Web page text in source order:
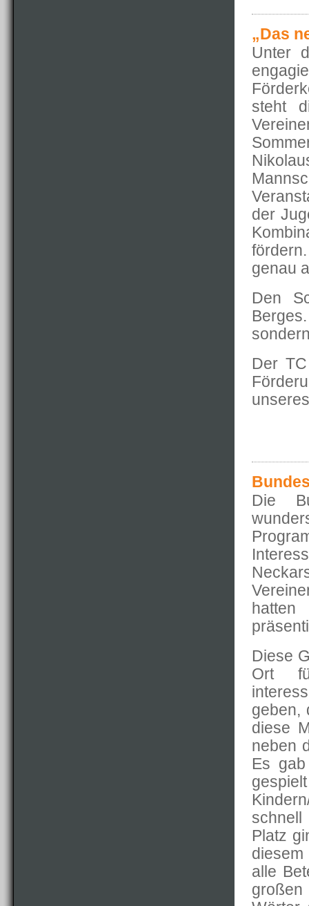
„Das
Unter
steht
der
genau
Den
Der
Die
Diese
Ort
geben,
diese
neben
Es
schnell
Platz
alle